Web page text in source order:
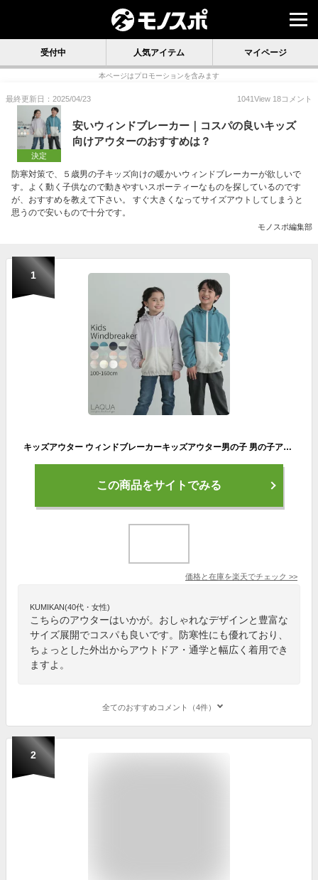
受付中 人気アイテム マイページ
本ページはプロモーションを含みます
最終更新日：2025/04/23 1041View 18コメント
決定
安いウィンドブレーカー｜コスパの良いキッズ
向けアウターのおすすめは？
防寒対策で、５歳男の子キッズ向けの暖かいウィンドブレーカーが欲しいで
す。よく動く子供なので動きやすいスポーティーなものを探しているのです
が、おすすめを教えて下さい。 すぐ大きくなってサイズアウトしてしまうと
思うので安いもので十分です。
モノスポ編集部
1
キッズアウター ウィンドブレーカーキッズアウター男の子 男の子アウター 女の子アウター キッズコート キッズジャンバー110 120 130 140 150 160子供コート 子供ジャンバー 子供ベスト
この商品をサイトでみる
価格と在庫を楽天でチェック >>
KUMIKAN(40代・女性)
こちらのアウターはいかが。おしゃれなデザインと豊富な
サイズ展開でコスパも良いです。防寒性にも優れており、
ちょっとした外出からアウトドア・通学と幅広く着用でき
ますよ。
全てのおすすめコメント（4件）
2